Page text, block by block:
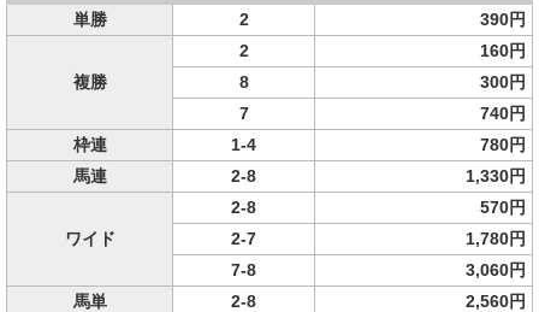
単勝 2 390円
複勝
2
160円
8
300円
7
740円
枠連
1-4
780円
馬連
2-8 1,330円
ワイド
2-8
570円
2-7
1,780円
7-8
3,060円
馬単
2-8
2,560円